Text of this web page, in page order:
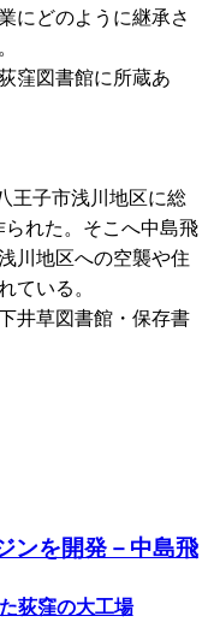
にどのように継承さ
窪図書館に所蔵あ
王子市浅川地区に総
れた。そこへ中島飛
川地区への空襲や住
ている。
井草図書館・保存書
ンを開発－中島飛
荻窪の大工場